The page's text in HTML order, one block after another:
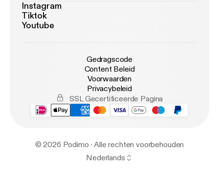
Instagram
Tiktok
Youtube
Gedragscode
Content Beleid
Voorwaarden
Privacybeleid
SSL Gecertificeerde Pagina
© 2026 Podimo · Alle rechten voorbehouden
Nederlands